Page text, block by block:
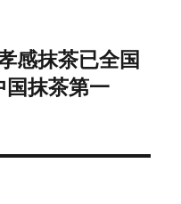
感抹茶已全国
抹茶第一